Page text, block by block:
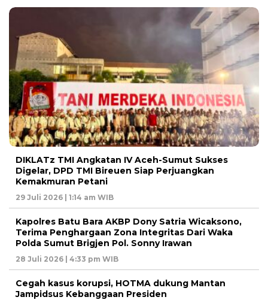
DIKLATz TMI Angkatan IV Aceh-Sumut Sukses
Digelar, DPD TMI Bireuen Siap Perjuangkan
Kemakmuran Petani
29 Juli 2026 | 1:14 am WIB
Kapolres Batu Bara AKBP Dony Satria Wicaksono,
Terima Penghargaan Zona Integritas Dari Waka
Polda Sumut Brigjen Pol. Sonny Irawan
28 Juli 2026 | 4:33 pm WIB
Cegah kasus korupsi, HOTMA dukung Mantan
Jampidsus Kebanggaan Presiden